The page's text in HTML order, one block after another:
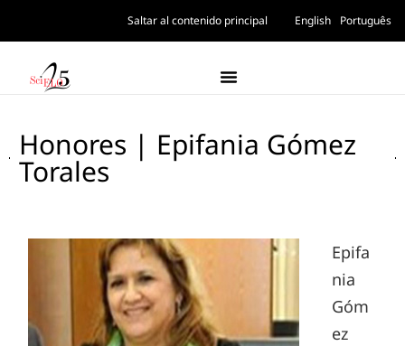
Saltar al contenido principal English Português
Honores | Epifania Gómez
Torales
Epifa
nia
Góm
ez